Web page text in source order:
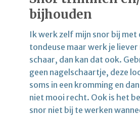
bijhouden
Ik werk zelf mijn snor bij met
tondeuse maar werk je liever
schaar, dan kan dat ook.
geen nagelschaartje, deze
soms in een kromming en
niet mooi recht. Ook is het
snor niet bij te werken